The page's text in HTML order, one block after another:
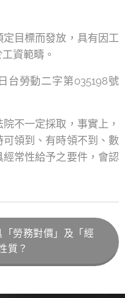
目標而發放，具有因工
資範疇。
台勞動二字第035198號
不一定採取，事實上，
領到、有時領不到、數
常性給予之要件，會認
「勞務對價」及「經
質？